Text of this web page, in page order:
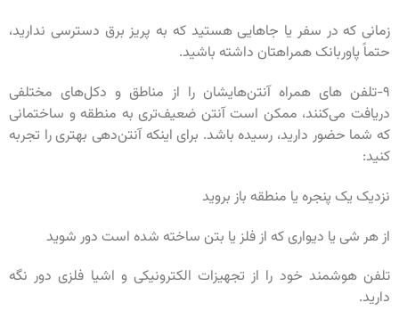
زمانی که در سفر یا جاهایی هستید که به پریز برق دسترسی ندارید،
حتماً پاوربانک همراهتان داشته باشید.
۹-تلفن های همراه آنتن‌هایشان را از مناطق و دکل‌های مختلفی
دریافت‌ می‌کنند، ممکن است آنتن ضعیف‌تری به منطقه و ساختمانی
که شما حضور دارید، رسیده باشد. برای اینکه آنتن‌دهی بهتری را تجربه
کنید:
نزدیک یک پنجره یا منطقه باز بروید
از هر شی یا دیواری که از فلز یا بتن ساخته شده است دور شوید
تلفن هوشمند خود را از تجهیزات الکترونیکی و اشیا فلزی دور نگه
دارید.